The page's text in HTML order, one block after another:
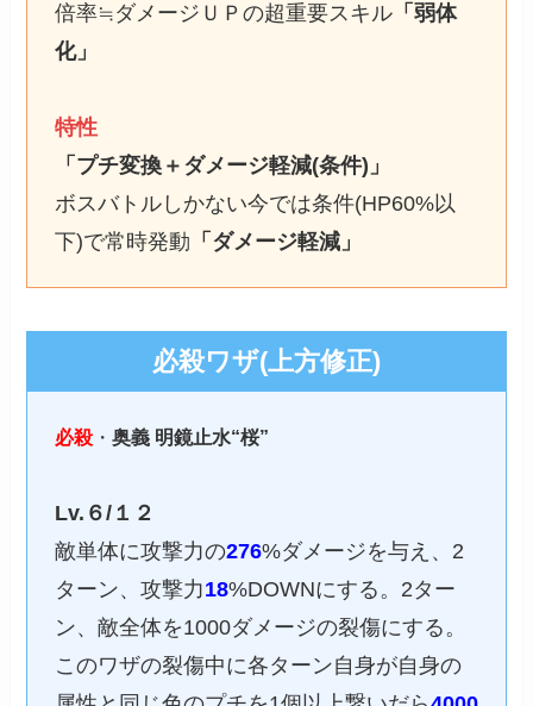
倍率≒ダメージＵＰの超重要スキル「弱体
化」
特性
「プチ変換＋ダメージ軽減(条件)」
ボスバトルしかない今では条件(HP60%以
下)で常時発動 「ダメージ軽減」
必殺ワザ(上方修正)
必殺・ 奥義 明鏡止水“桜”
Lv.６/１２
敵単体に攻撃力の276%ダメージを与え、2
ターン、攻撃力18%DOWNにする。2ター
ン、敵全体を1000ダメージの裂傷にする。
このワザの裂傷中に各ターン自身が自身の